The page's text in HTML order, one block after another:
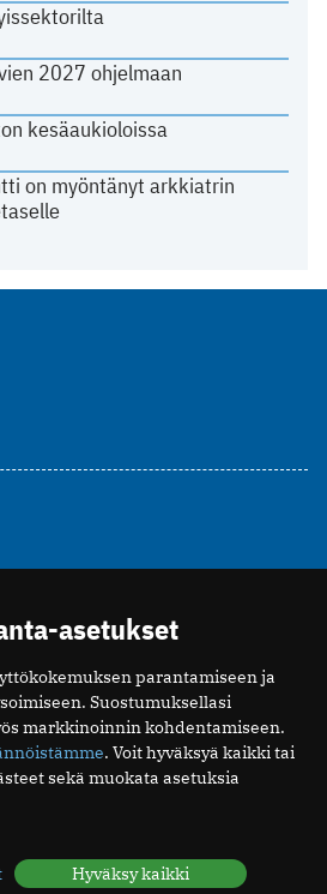
2027 ohjelmaan
kesäaukioloissa
on myöntänyt arkkiatrin
asetukset
parantamiseen ja
Suostumuksellasi
markkinoinnin kohdentamiseen.
. Voit hyväksyä kaikki tai
sekä muokata asetuksia
Hyväksy kaikki